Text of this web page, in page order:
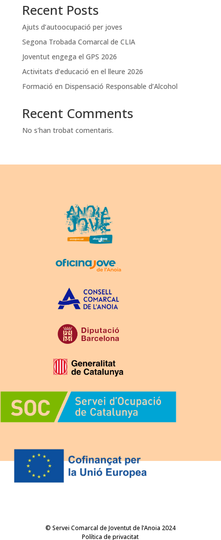
Recent Posts
Ajuts d’autoocupació per joves
Segona Trobada Comarcal de CLIA
Joventut engega el GPS 2026
Activitats d’educació en el lleure 2026
Formació en Dispensació Responsable d’Alcohol
Recent Comments
No s'han trobat comentaris.
© Servei Comarcal de Joventut de l’Anoia 2024
Política de privacitat